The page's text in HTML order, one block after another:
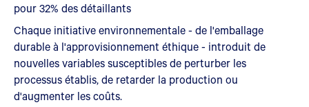
pour 32% des détaillants
Chaque initiative environnementale - de l'emballage
durable à l'approvisionnement éthique - introduit de
nouvelles variables susceptibles de perturber les
processus établis, de retarder la production ou
d'augmenter les coûts.